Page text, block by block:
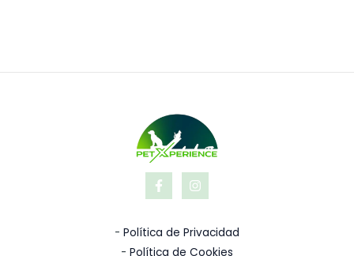
- Política de Privacidad
- Política de Cookies